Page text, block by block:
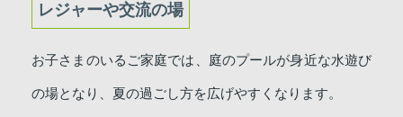
レジャーや交流の場
お子さまのいるご家庭では、庭のプールが身近な水遊び
の場となり、夏の過ごし方を広げやすくなります。